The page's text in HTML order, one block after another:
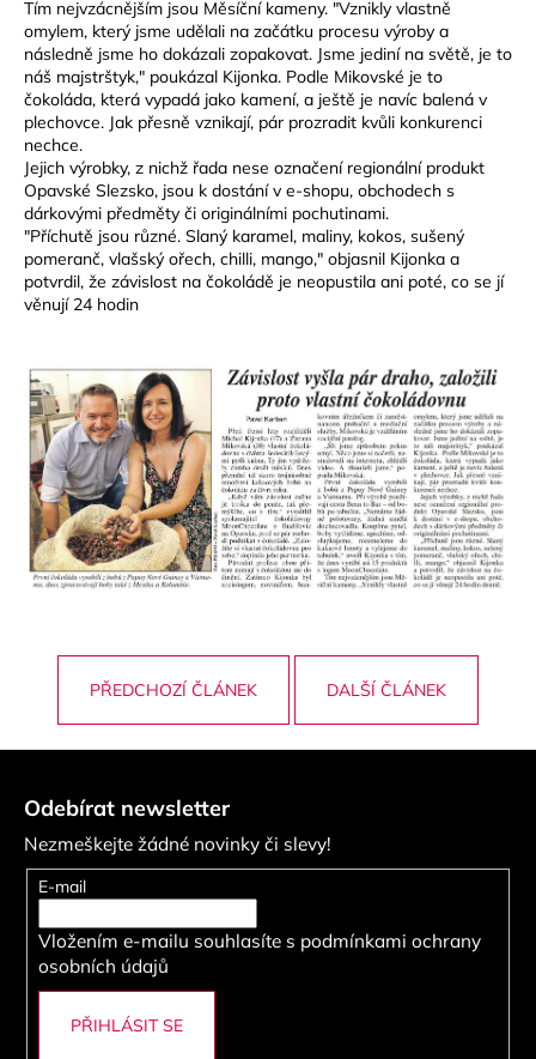
Tím nejvzácnějším jsou Měsíční kameny. "Vznikly vlastně
omylem, který jsme udělali na začátku procesu výroby a
následně jsme ho dokázali zopakovat. Jsme jediní na světě, je to
náš majstrštyk," poukázal Kijonka. Podle Mikovské je to
čokoláda, která vypadá jako kamení, a ještě je navíc balená v
plechovce. Jak přesně vznikají, pár prozradit kvůli konkurenci
nechce.
Jejich výrobky, z nichž řada nese označení regionální produkt
Opavské Slezsko, jsou k dostání v e-shopu, obchodech s
dárkovými předměty či originálními pochutinami.
"Příchutě jsou různé. Slaný karamel, maliny, kokos, sušený
pomeranč, vlašský ořech, chilli, mango," objasnil Kijonka a
potvrdil, že závislost na čokoládě je neopustila ani poté, co se jí
věnují 24 hodin
PŘEDCHOZÍ ČLÁNEK DALŠÍ ČLÁNEK
u
č
u
j
e
m
e
Odebírat newsletter
Nezmeškejte žádné novinky či slevy!
E-mail
Vložením e-mailu souhlasíte s podmínkami ochrany
osobních údajů
PŘIHLÁSIT SE